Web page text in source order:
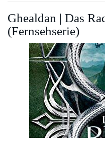
Ghealdan | Das
(Fernsehserie)